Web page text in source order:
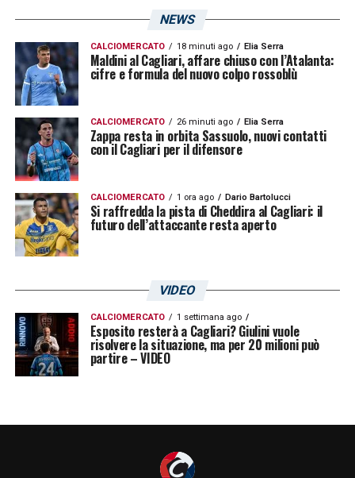
NEWS
CALCIOMERCATO 18 minuti ago Elia Serra
Maldini al Cagliari, affare chiuso con l’Atalanta:
cifre e formula del nuovo colpo rossoblù
CALCIOMERCATO 26 minuti ago Elia Serra
Zappa resta in orbita Sassuolo, nuovi contatti
con il Cagliari per il difensore
CALCIOMERCATO 1 ora ago Dario Bartolucci
Si raffredda la pista di Cheddira al Cagliari: il
futuro dell’attaccante resta aperto
VIDEO
CALCIOMERCATO 1 settimana ago
Esposito resterà a Cagliari? Giulini vuole
risolvere la situazione, ma per 20 milioni può
partire – VIDEO